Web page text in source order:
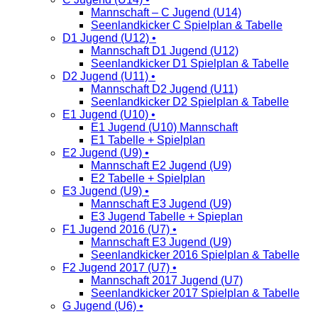
Mannschaft – C Jugend (U14)
Seenlandkicker C Spielplan & Tabelle
D1 Jugend (U12) •
Mannschaft D1 Jugend (U12)
Seenlandkicker D1 Spielplan & Tabelle
D2 Jugend (U11) •
Mannschaft D2 Jugend (U11)
Seenlandkicker D2 Spielplan & Tabelle
E1 Jugend (U10) •
E1 Jugend (U10) Mannschaft
E1 Tabelle + Spielplan
E2 Jugend (U9) •
Mannschaft E2 Jugend (U9)
E2 Tabelle + Spielplan
E3 Jugend (U9) •
Mannschaft E3 Jugend (U9)
E3 Jugend Tabelle + Spieplan
F1 Jugend 2016 (U7) •
Mannschaft E3 Jugend (U9)
Seenlandkicker 2016 Spielplan & Tabelle
F2 Jugend 2017 (U7) •
Mannschaft 2017 Jugend (U7)
Seenlandkicker 2017 Spielplan & Tabelle
G Jugend (U6) •